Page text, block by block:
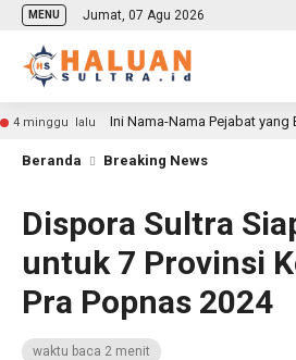
MENU Jumat, 07 Agu 2026
4 minggu lalu Ini Nama-Nama Pejabat
Beranda Breaking News
Dispora Sultra
untuk 7 Provinsi
Pra Popnas 2024
waktu baca 2 menit